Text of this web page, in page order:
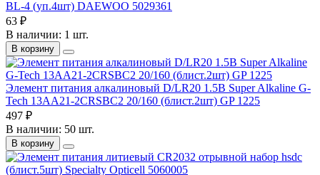
BL-4 (уп.4шт) DAEWOO 5029361
63 ₽
В наличии: 1 шт.
В корзину
Элемент питания алкалиновый D/LR20 1.5В Super Alkaline G-
Tech 13AA21-2CRSBC2 20/160 (блист.2шт) GP 1225
497 ₽
В наличии: 50 шт.
В корзину